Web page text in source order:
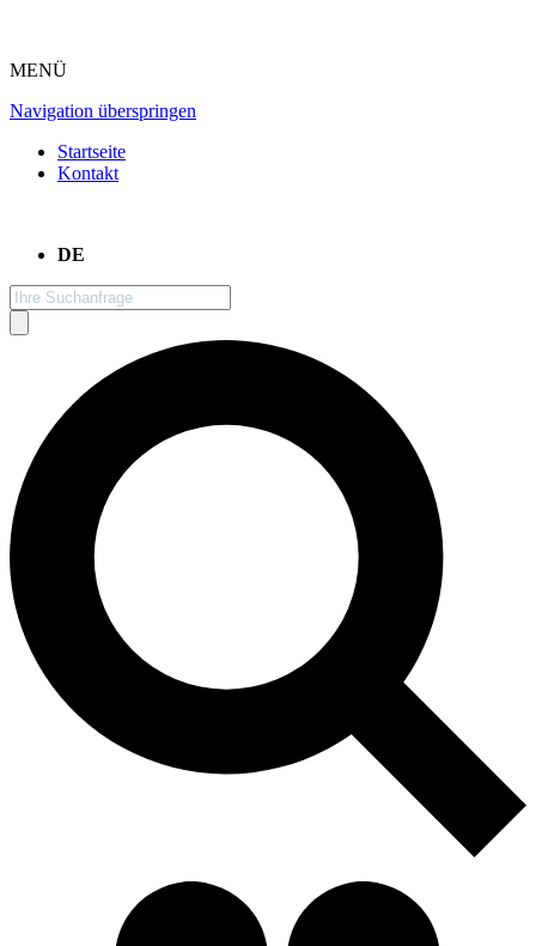
MENÜ
Navigation überspringen
Startseite
Kontakt
DE